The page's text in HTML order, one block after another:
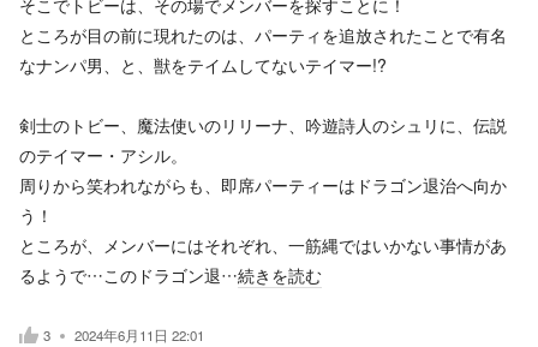
ところが目の前に現れたのは、パーティを追放されたことで有名
なナンパ男、と、獣をテイムしてないテイマー!?
剣士のトビー、魔法使いのリリーナ、吟遊詩人のシュリに、伝説
のテイマー・アシル。
周りから笑われながらも、即席パーティーはドラゴン退治へ向か
う！
ところが、メンバーにはそれぞれ、一筋縄ではいかない事情があ
るようで…このドラゴン退…続きを読む
3 2024年6月11日 22:01